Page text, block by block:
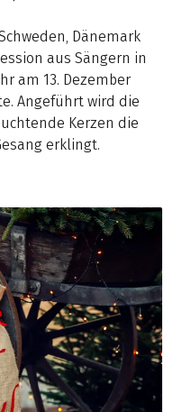
Dänemark
aus Sängern in
am 13. Dezember
Angeführt wird die
Kerzen die
erklingt.